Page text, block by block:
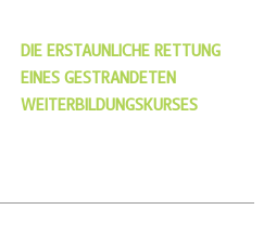
DIE ERSTAUNLICHE RETTUNG
EINES GESTRANDETEN
WEITERBILDUNGSKURSES